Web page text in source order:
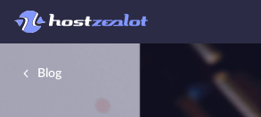
Blog